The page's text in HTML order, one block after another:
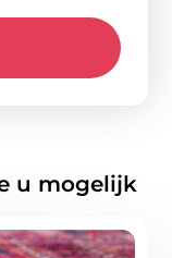
u mogelijk